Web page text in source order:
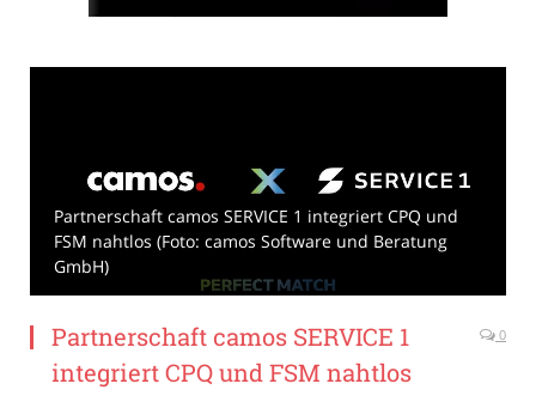
Partnerschaft camos SERVICE 1 integriert CPQ und
FSM nahtlos (Foto: camos Software und Beratung
GmbH)
Partnerschaft camos SERVICE 1
integriert CPQ und FSM nahtlos
0